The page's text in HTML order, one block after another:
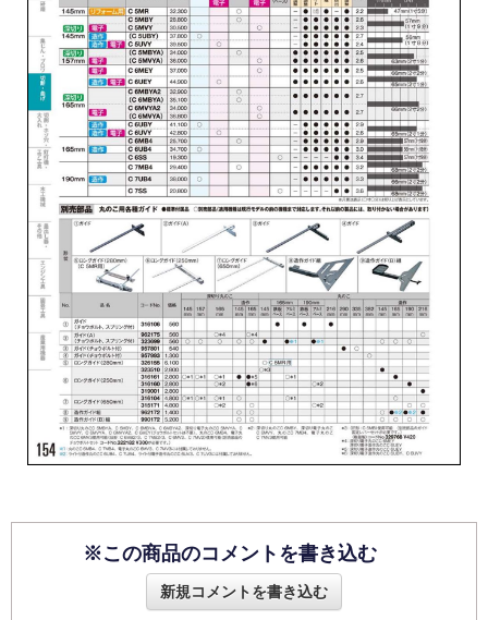
※この商品のコメントを書き込む
新規コメントを書き込む